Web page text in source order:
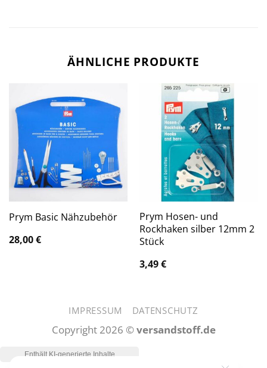
ÄHNLICHE PRODUKTE
Prym Basic Nähzubehör
28,00€
Prym Hosen- und
Rockhaken silber 12mm 2
Stück
3,49€
IMPRESSUM DATENSCHUTZ
Copyright 2026 ©versandstoff.de